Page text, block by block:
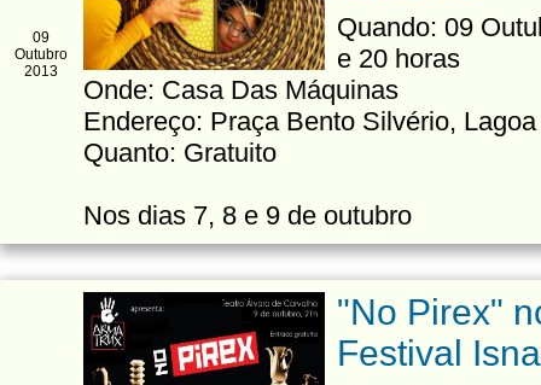
09
Outubro
2013
Quando: 09
e 20 horas
Onde: Casa Das Máquinas
Endereço: Praça Bento Silvério,
Quanto: Gratuito
Nos dias 7, 8 e 9 de outubro
"No Pirex"
Festival